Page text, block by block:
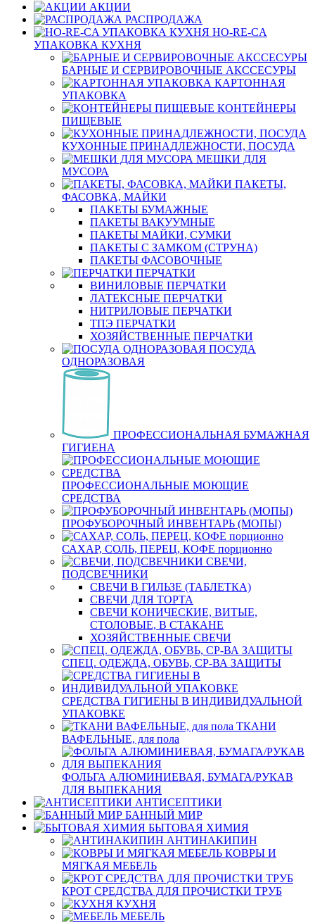
АКЦИИ
РАСПРОДАЖА
HO-RE-CA
УПАКОВКА КУХНЯ
БАРНЫЕ И СЕРВИРОВОЧНЫЕ АКССЕСУРЫ
КАРТОННАЯ
УПАКОВКА
КОНТЕЙНЕРЫ
ПИЩЕВЫЕ
КУХОННЫЕ ПРИНАДЛЕЖНОСТИ, ПОСУДА
МЕШКИ ДЛЯ
МУСОРА
ПАКЕТЫ,
ФАСОВКА, МАЙКИ
ПАКЕТЫ БУМАЖНЫЕ
ПАКЕТЫ ВАКУУМНЫЕ
ПАКЕТЫ МАЙКИ, СУМКИ
ПАКЕТЫ С ЗАМКОМ (СТРУНА)
ПАКЕТЫ ФАСОВОЧНЫЕ
ПЕРЧАТКИ
ВИНИЛОВЫЕ ПЕРЧАТКИ
ЛАТЕКСНЫЕ ПЕРЧАТКИ
НИТРИЛОВЫЕ ПЕРЧАТКИ
ТПЭ ПЕРЧАТКИ
ХОЗЯЙСТВЕННЫЕ ПЕРЧАТКИ
ПОСУДА
ОДНОРАЗОВАЯ
ПРОФЕССИОНАЛЬНАЯ БУМАЖНАЯ
ГИГИЕНА
ПРОФЕССИОНАЛЬНЫЕ МОЮЩИЕ
СРЕДСТВА
ПРОФУБОРОЧНЫЙ ИНВЕНТАРЬ (МОПЫ)
САХАР, СОЛЬ, ПЕРЕЦ, КОФЕ порционно
СВЕЧИ,
ПОДСВЕЧНИКИ
СВЕЧИ В ГИЛЬЗЕ (ТАБЛЕТКА)
СВЕЧИ ДЛЯ ТОРТА
СВЕЧИ КОНИЧЕСКИЕ, ВИТЫЕ,
СТОЛОВЫЕ, В СТАКАНЕ
ХОЗЯЙСТВЕННЫЕ СВЕЧИ
СПЕЦ. ОДЕЖДА, ОБУВЬ, СР-ВА ЗАЩИТЫ
СРЕДСТВА ГИГИЕНЫ В ИНДИВИДУАЛЬНОЙ
УПАКОВКЕ
ТКАНИ
ВАФЕЛЬНЫЕ, для пола
ФОЛЬГА АЛЮМИНИЕВАЯ, БУМАГА/РУКАВ
ДЛЯ ВЫПЕКАНИЯ
АНТИСЕПТИКИ
БАННЫЙ МИР
БЫТОВАЯ ХИМИЯ
АНТИНАКИПИН
КОВРЫ И
МЯГКАЯ МЕБЕЛЬ
КРОТ СРЕДСТВА ДЛЯ ПРОЧИСТКИ ТРУБ
КУХНЯ
МЕБЕЛЬ